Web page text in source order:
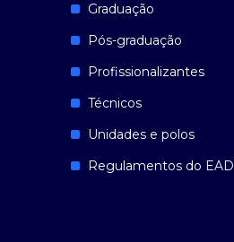
Graduação
Pós-graduação
Profissionalizantes
Técnicos
Unidades e polos
Regulamentos do EAD